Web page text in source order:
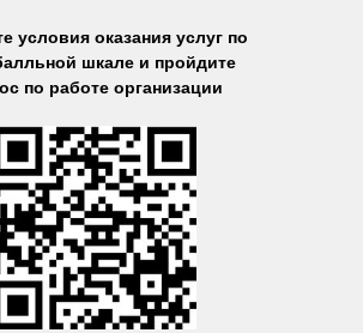
условия оказания услуг по
шкале и пройдите
по работе организации